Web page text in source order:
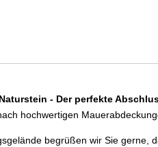
- Der perfekte
hochwertigen
begrüßen wir Sie gerne,